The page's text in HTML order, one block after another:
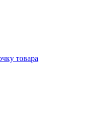
товара